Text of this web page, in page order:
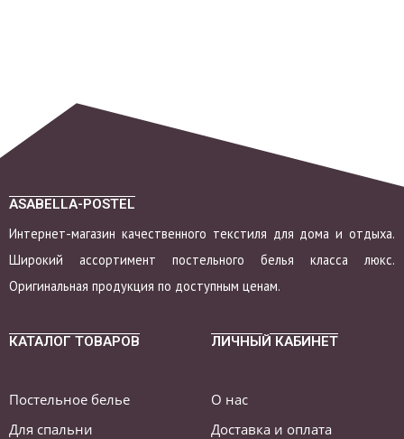
ASABELLA-POSTEL
Интернет-магазин качественного текстиля для дома и отдыха.
Широкий ассортимент постельного белья класса люкс.
Оригинальная продукция по доступным ценам.
КАТАЛОГ ТОВАРОВ
Постельное белье
Для спальни
ЛИЧНЫЙ КАБИНЕТ
О нас
Доставка и оплата